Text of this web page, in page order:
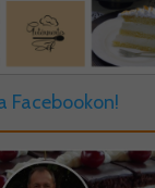
Facebookon!